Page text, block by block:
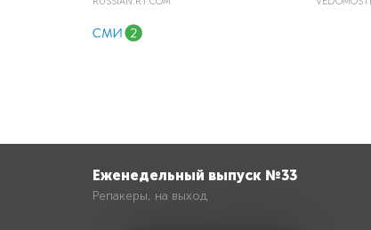
Еженедельный выпуск №33
Репакеры, на выход